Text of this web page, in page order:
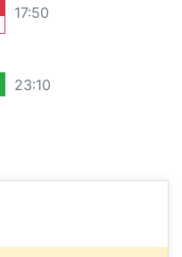
17:50
23:10